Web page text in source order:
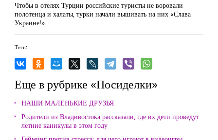
Чтобы в отелях Турции российские туристы не воровали
полотенца и халаты, турки начали вышивать на них «Слава
Украине!».
Теги:
Еще в рубрике «Посиделки»
НАШИ МАЛЕНЬКИЕ ДРУЗЬЯ
Родители из Владивостока рассказали, где их дети проведут
летние каникулы в этом году